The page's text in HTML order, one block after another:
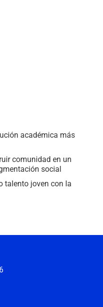
académica más
comunidad en un
social
talento joven con la